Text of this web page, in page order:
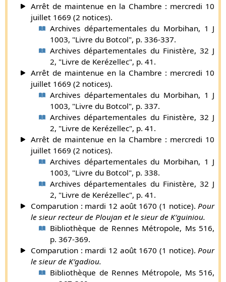
Nobiliaire , tome III). Il était fils de Claude qui précède et
de Julienne du Dresnay, et il épousa en 1606 Françoise de
Coëtredez, fille de Pierre, chevalier de l'ordre du roi, et de
Marie du Dresnay. Il mourut le 26 février 1626 et fut
enterré à Notre-Dame de Guingamp. Son cœur fut porté
en l’église de la paroisse de Ploumogaër où était situé son
château de Locmaria. Françoise de Coëtredez mourut de
contagion à Rennes le 18 juillet 1627.
Supplément par Gaston de Carné (plus d'infos ).
Yves du Parc, seigneur de Kergadou, maire de Morlaix en
1615, chevalier de l'ordre du roi, appartenait à la même
famille que les précédents, mais à une branche cadette qui
avait porté, pendant deux siècles, les noms et armes des Le
Bervet, à cause du mariage en 1405 de Tristan du Parc avec
Claudine Le Bervet. Il était fils de Vincent Le Bervet ou du
Parc et de Constance Josson ; et il épousa Marie Huon,
dame de Kergadou. Le cimetière de Saint-Eutrope, en
Plougonven, renferme un monument funéraire qui lui fut
élevé par son fils, François du Parc, conseiller au
parlement en 1635. Il est représenté couché sur la pierre
tombale, en costume militaire du temps de Louis XIII, les
mains jointes et les pieds sur un lévrier. « L’une des faces
latérales du tombeau est décorée d’un écu en bannière, aux
armes mi-parties du Parc et Huon, soutenu par des anges,
Arrêt de maintenue en la Chambre : mercredi 10
juillet 1669 (2 notices).
Archives départementales du Morbihan, 1 J
1003, "Livre du Botcol", p. 336-337.
Archives départementales du Finistère, 32 J
2, "Livre de Kerézellec", p. 41.
Arrêt de maintenue en la Chambre : mercredi 10
juillet 1669 (2 notices).
Archives départementales du Morbihan, 1 J
1003, "Livre du Botcol", p. 337.
Archives départementales du Finistère, 32 J
2, "Livre de Kerézellec", p. 41.
Arrêt de maintenue en la Chambre : mercredi 10
juillet 1669 (2 notices).
Archives départementales du Morbihan, 1 J
1003, "Livre du Botcol", p. 338.
Archives départementales du Finistère, 32 J
2, "Livre de Kerézellec", p. 41.
Comparution : mardi 12 août 1670 (1 notice). Pour
le sieur recteur de Ploujan et le sieur de K′guiniou.
Bibliothèque de Rennes Métropole, Ms 516,
p. 367-369.
Comparution : mardi 12 août 1670 (1 notice). Pour
le sieur de K′gadiou.
Bibliothèque de Rennes Métropole, Ms 516,